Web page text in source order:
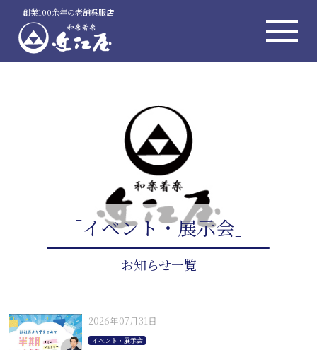
創業100余年の老舗呉服店
「イベント・展示会」
お知らせ一覧
2026年07月31日
イベント・展示会